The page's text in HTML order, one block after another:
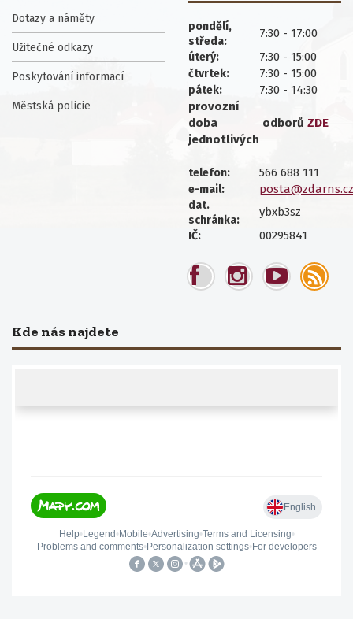
Dotazy a náměty
Užitečné odkazy
Poskytování informací
Městská policie
pondělí,
středa:
7:30 - 17:00
úterý: 7:30 - 15:00
čtvrtek: 7:30 - 15:00
pátek:
7:30 - 14:30
provozní
doba
jednotlivých
odborů ZDE
telefon: 566 688 111
e-mail: posta@zdarns.cz
dat.
schránka:
ybxb3sz
IČ: 00295841
Kde nás najdete